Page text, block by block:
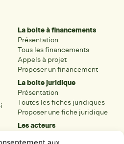
La boite à financements
Présentation
Tous les financements
Appels à projet
Proposer un financement
La boite juridique
Présentation
Toutes les fiches juridiques
Proposer une fiche juridique
Les acteurs